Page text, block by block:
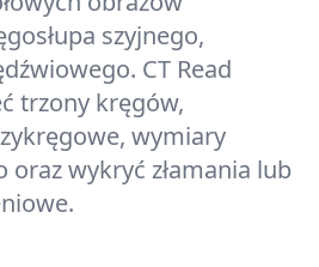
szyjnego,
CT Read
trzony kręgów,
wymiary
oraz wykryć złamania lub